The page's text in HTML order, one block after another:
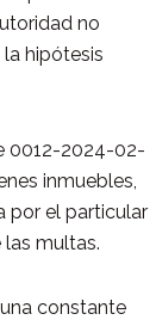
no
hipótesis
0012-2024-02-
inmuebles,
por el particular
multas.
constante